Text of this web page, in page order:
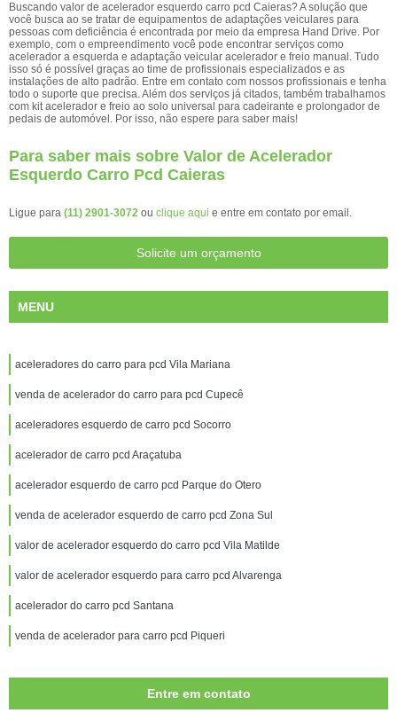
Buscando valor de acelerador esquerdo carro pcd Caieras? A solução que
você busca ao se tratar de equipamentos de adaptações veiculares para
pessoas com deficiência é encontrada por meio da empresa Hand Drive. Por
exemplo, com o empreendimento você pode encontrar serviços como
acelerador a esquerda e adaptação veicular acelerador e freio manual. Tudo
isso só é possível graças ao time de profissionais especializados e as
instalações de alto padrão. Entre em contato com nossos profissionais e tenha
todo o suporte que precisa. Além dos serviços já citados, também trabalhamos
com kit acelerador e freio ao solo universal para cadeirante e prolongador de
pedais de automóvel. Por isso, não espere para saber mais!
Para saber mais sobre Valor de Acelerador
Esquerdo Carro Pcd Caieras
Ligue para (11) 2901-3072 ou clique aqui e entre em contato por email.
Solicite um orçamento
MENU
aceleradores do carro para pcd Vila Mariana
venda de acelerador do carro para pcd Cupecê
aceleradores esquerdo de carro pcd Socorro
acelerador de carro pcd Araçatuba
acelerador esquerdo de carro pcd Parque do Otero
venda de acelerador esquerdo de carro pcd Zona Sul
valor de acelerador esquerdo do carro pcd Vila Matilde
valor de acelerador esquerdo para carro pcd Alvarenga
acelerador do carro pcd Santana
venda de acelerador para carro pcd Piqueri
Entre em contato